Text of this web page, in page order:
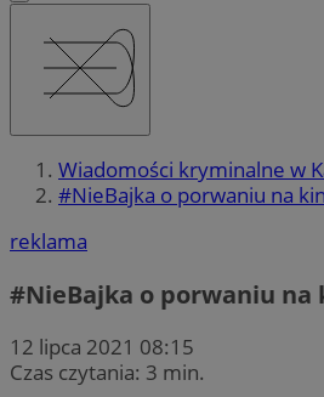
Wiadomości kryminalne w
#NieBajka o porwaniu na
reklama
#NieBajka o porwaniu
12 lipca 2021 08:15
Czas czytania: 3 min.